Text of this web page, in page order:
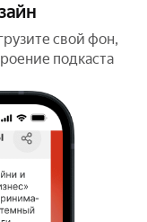
свой фон,
подкаста